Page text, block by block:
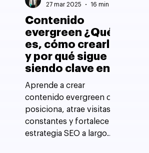
Contenido
evergreen ¿Qué
es, cómo crearlo
y por qué sigue
siendo clave en
una estrategia
SEO?
Aprende a crear
contenido evergreen que
posiciona, atrae visitas
constantes y fortalece tu
estrategia SEO a largo
27 mar 2025